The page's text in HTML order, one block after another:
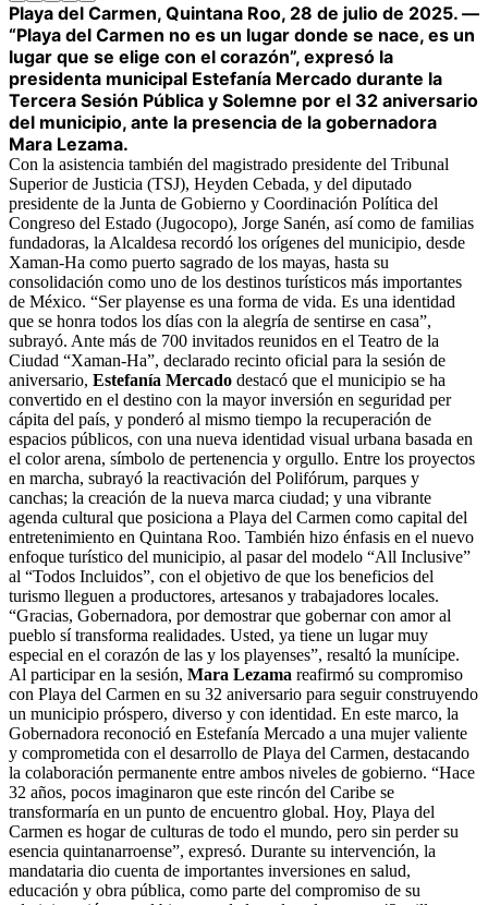
Playa del Carmen, Quintana Roo, 28 de julio de 2025. —
“Playa del Carmen no es un lugar donde se nace, es un
lugar que se elige con el corazón”, expresó la
presidenta municipal Estefanía Mercado durante la
Tercera Sesión Pública y Solemne por el 32 aniversario
del municipio, ante la presencia de la gobernadora
Mara Lezama.
Con la asistencia también del magistrado presidente del Tribunal
Superior de Justicia (TSJ), Heyden Cebada, y del diputado
presidente de la Junta de Gobierno y Coordinación Política del
Congreso del Estado (Jugocopo), Jorge Sanén, así como de familias
fundadoras, la Alcaldesa recordó los orígenes del municipio, desde
Xaman-Ha como puerto sagrado de los mayas, hasta su
consolidación como uno de los destinos turísticos más importantes
de México. “Ser playense es una forma de vida. Es una identidad
que se honra todos los días con la alegría de sentirse en casa”,
subrayó. Ante más de 700 invitados reunidos en el Teatro de la
Ciudad “Xaman-Ha”, declarado recinto oficial para la sesión de
aniversario, Estefanía Mercado destacó que el municipio se ha
convertido en el destino con la mayor inversión en seguridad per
cápita del país, y ponderó al mismo tiempo la recuperación de
espacios públicos, con una nueva identidad visual urbana basada en
el color arena, símbolo de pertenencia y orgullo. Entre los proyectos
en marcha, subrayó la reactivación del Polifórum, parques y
canchas; la creación de la nueva marca ciudad; y una vibrante
agenda cultural que posiciona a Playa del Carmen como capital del
entretenimiento en Quintana Roo. También hizo énfasis en el nuevo
enfoque turístico del municipio, al pasar del modelo “All Inclusive”
al “Todos Incluidos”, con el objetivo de que los beneficios del
turismo lleguen a productores, artesanos y trabajadores locales.
“Gracias, Gobernadora, por demostrar que gobernar con amor al
pueblo sí transforma realidades. Usted, ya tiene un lugar muy
especial en el corazón de las y los playenses”, resaltó la munícipe.
Al participar en la sesión, Mara Lezama reafirmó su compromiso
con Playa del Carmen en su 32 aniversario para seguir construyendo
un municipio próspero, diverso y con identidad. En este marco, la
Gobernadora reconoció en Estefanía Mercado a una mujer valiente
y comprometida con el desarrollo de Playa del Carmen, destacando
la colaboración permanente entre ambos niveles de gobierno. “Hace
32 años, pocos imaginaron que este rincón del Caribe se
transformaría en un punto de encuentro global. Hoy, Playa del
Carmen es hogar de culturas de todo el mundo, pero sin perder su
esencia quintanarroense”, expresó. Durante su intervención, la
mandataria dio cuenta de importantes inversiones en salud,
educación y obra pública, como parte del compromiso de su